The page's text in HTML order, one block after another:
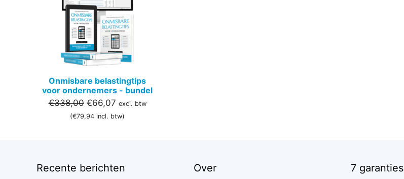
Onmisbare belastingtips
voor ondernemers - bundel
€338,00 Oorspronkelijke
prijs
€66,07Huidige
prijs
excl. btw
(€79,94 incl. btw)
Recente berichten Over 7 garanties